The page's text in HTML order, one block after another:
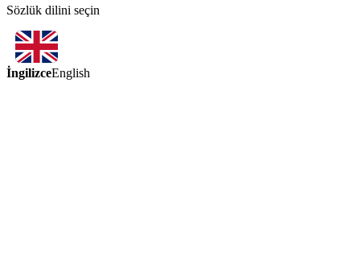
Sözlük dilini seçin
İngilizceEnglish